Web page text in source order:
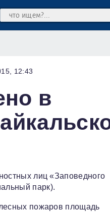
12:43
в
лиц «Заповедного
парк).
пожаров площадь